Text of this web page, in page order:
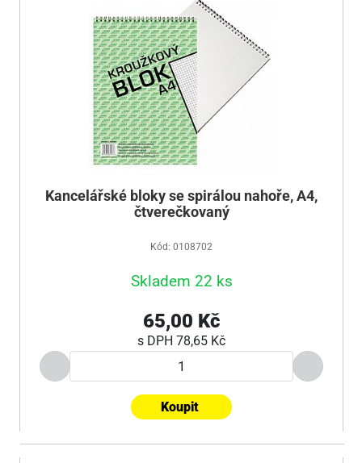
Kancelářské bloky se spirálou nahoře, A4,
čtverečkovaný
Kód: 0108702
Skladem 22 ks
65,00 Kč
s DPH 78,65 Kč
Koupit